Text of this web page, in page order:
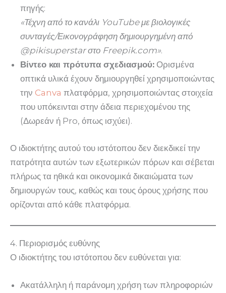
πηγής:
«Τέχνη από το κανάλι YouTube με βιολογικές
συνταγές/Εικονογράφηση δημιουργημένη από
@pikisuperstar στο Freepik.com».
Βίντεο και πρότυπα σχεδιασμού: Ορισμένα
οπτικά υλικά έχουν δημιουργηθεί χρησιμοποιώντας
την Canva πλατφόρμα, χρησιμοποιώντας στοιχεία
που υπόκεινται στην άδεια περιεχομένου της
(Δωρεάν ή Pro, όπως ισχύει).
Ο ιδιοκτήτης αυτού του ιστότοπου δεν διεκδικεί την
πατρότητα αυτών των εξωτερικών πόρων και σέβεται
πλήρως τα ηθικά και οικονομικά δικαιώματα των
δημιουργών τους, καθώς και τους όρους χρήσης που
ορίζονται από κάθε πλατφόρμα.
4. Περιορισμός ευθύνης
Ο ιδιοκτήτης του ιστότοπου δεν ευθύνεται για:
Ακατάλληλη ή παράνομη χρήση των πληροφοριών